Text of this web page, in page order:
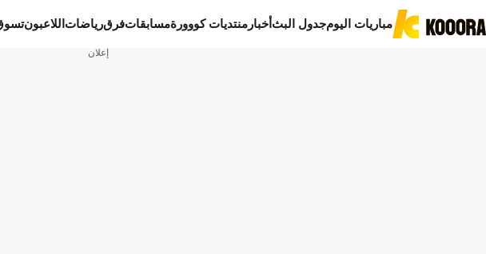
مباريات اليومجدول البثأخبار منتديات كووورةمسابقاتفرقرياضات اللاعبون
إعلان